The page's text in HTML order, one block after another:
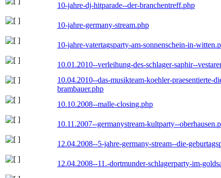
10-jahre-dj-hitparade--der-branchentreff.php
10-jahre-germany-stream.php
10-jahre-vatertagsparty-am-sonnenschein-in-
10.01.2010--verleihung-des-schlager-saphir--
10.04.2010--das-musikteam-koehler-praesentierte-
brambauer.php
10.10.2008--malle-closing.php
10.11.2007--germanystream-kultparty--
12.04.2008--5-jahre-germany-stream--die-
12.04.2008--11.-dortmunder-schlagerparty-im-